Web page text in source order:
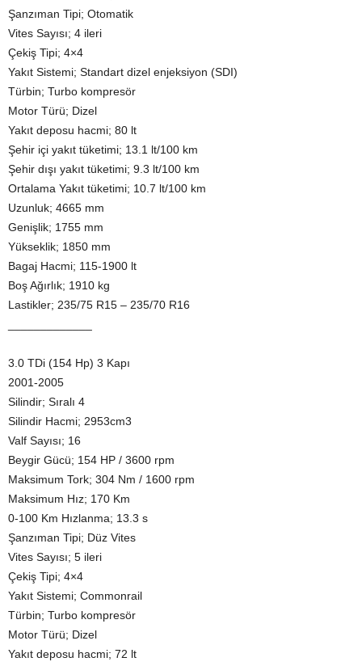
Şanzıman Tipi; Otomatik
Vites Sayısı; 4 ileri
Çekiş Tipi; 4×4
Yakıt Sistemi; Standart dizel enjeksiyon (SDI)
Türbin; Turbo kompresör
Motor Türü; Dizel
Yakıt deposu hacmi; 80 lt
Şehir içi yakıt tüketimi; 13.1 lt/100 km
Şehir dışı yakıt tüketimi; 9.3 lt/100 km
Ortalama Yakıt tüketimi; 10.7 lt/100 km
Uzunluk; 4665 mm
Genişlik; 1755 mm
Yükseklik; 1850 mm
Bagaj Hacmi; 115-1900 lt
Boş Ağırlık; 1910 kg
Lastikler; 235/75 R15 – 235/70 R16
3.0 TDi (154 Hp) 3 Kapı
2001-2005
Silindir; Sıralı 4
Silindir Hacmi; 2953cm3
Valf Sayısı; 16
Beygir Gücü; 154 HP / 3600 rpm
Maksimum Tork; 304 Nm / 1600 rpm
Maksimum Hız; 170 Km
0-100 Km Hızlanma; 13.3 s
Şanzıman Tipi; Düz Vites
Vites Sayısı; 5 ileri
Çekiş Tipi; 4×4
Yakıt Sistemi; Commonrail
Türbin; Turbo kompresör
Motor Türü; Dizel
Yakıt deposu hacmi; 72 lt